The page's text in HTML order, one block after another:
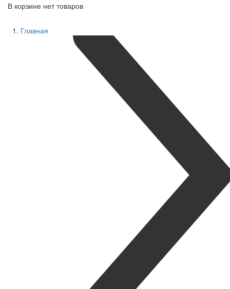
В корзине нет товаров
Главная